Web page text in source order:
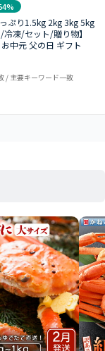
ぷり1.5kg 2kg 3kg 5kg
冷凍/セット/贈り物】
中元 父の日 ギフト
/ 主要キーワード一致